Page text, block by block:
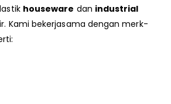
houseware dan industrial
Kami bekerjasama dengan merk-